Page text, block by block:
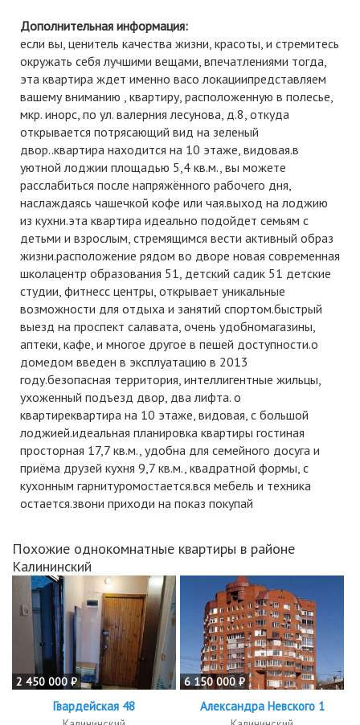
Дополнительная информация:
если вы, ценитель качества жизни, красоты, и стремитесь
окружать себя лучшими вещами, впечатлениями тогда,
эта квартира ждет именно васо локациипредставляем
вашему вниманию , квартиру, расположенную в полесье,
мкр. инорс, по ул. валерния лесунова, д.8, откуда
открывается потрясающий вид на зеленый
двор..квартира находится на 10 этаже, видовая.в
уютной лоджии площадью 5,4 кв.м., вы можете
расслабиться после напряжённого рабочего дня,
наслаждаясь чашечкой кофе или чая.выход на лоджию
из кухни.эта квартира идеально подойдет семьям с
детьми и взрослым, стремящимся вести активный образ
жизни.расположение рядом во дворе новая современная
школацентр образования 51, детский садик 51 детские
студии, фитнесс центры, открывает уникальные
возможности для отдыха и занятий спортом.быстрый
выезд на проспект салавата, очень удобномагазины,
аптеки, кафе, и многое другое в пешей доступности.о
домедом введен в эксплуатацию в 2013
году.безопасная территория, интеллигентные жильцы,
ухоженный подъезд двор, два лифта. о
квартиреквартира на 10 этаже, видовая, с большой
лоджией.идеальная планировка квартиры гостиная
просторная 17,7 кв.м., удобна для семейного досуга и
приёма друзей кухня 9,7 кв.м., квадратной формы, с
кухонным гарнитуромостается.вся мебель и техника
остается.звони приходи на показ покупай
Похожие однокомнатные квартиры в районе
Калининский
2 450 000 ₽
Гвардейская 48
6 150 000 ₽
Александра Невского 1